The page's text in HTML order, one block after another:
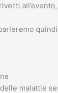
malattie